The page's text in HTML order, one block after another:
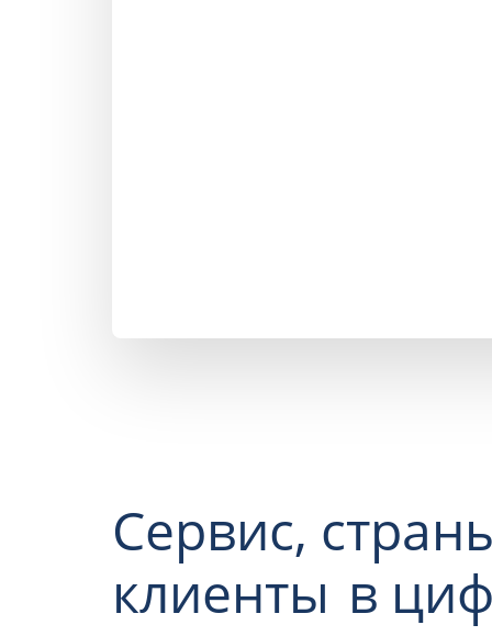
Сервис,
клиенты в